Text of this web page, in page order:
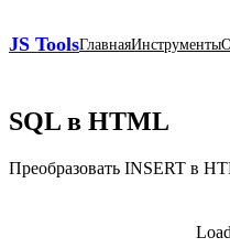
JS ToolsГлавнаяИнструменты
SQL в HTML
Преобразовать INSERT в